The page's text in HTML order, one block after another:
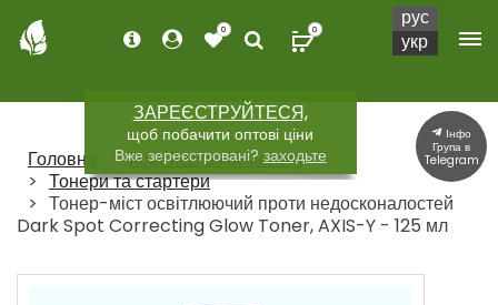
ЗАРЕЄСТРУЙТЕСЯ,
щоб побачити оптові ціни
Вже зереєстровані? заходьте
0 0
Головна
Корейська косметика
Тонери та стартери
Тонер-міст освітлюючий проти недосконалостей
Dark Spot Correcting Glow Toner, AXIS-Y - 125 мл
рус
укр
Інфо
Група в
Telegram